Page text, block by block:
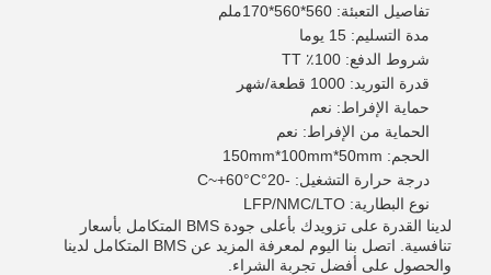
تفاصيل التعبئة: 560*560*170ملم
مدة التسليم: 15 يوما
شروط الدفع: 100٪ TT
قدرة التوريد: 1000 قطعة/شهر
حماية الإفراط: نعم
الحماية من الإفراط: نعم
الحجم: 150mm*100mm*50mm
درجة حرارة التشغيل: -20°C~+60°C
نوع البطارية: LFP/NMC/LTO
لدينا القدرة على تزويدك بأعلى جودة BMS المتكامل بأسعار
تنافسية. اتصل بنا اليوم لمعرفة المزيد عن BMS المتكامل لدينا
والحصول على أفضل تجربة الشراء.